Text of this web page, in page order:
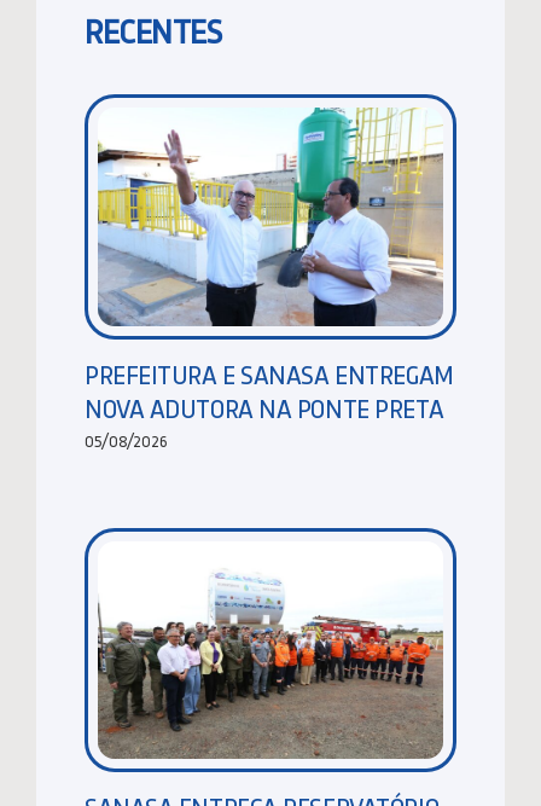
RECENTES
PREFEITURA E SANASA ENTREGAM
NOVA ADUTORA NA PONTE PRETA
05/08/2026